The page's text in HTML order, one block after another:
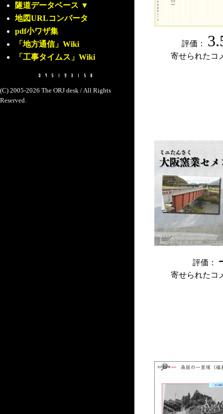
隧道データベース ▼
地図URLコンバータ
pdf小ワザ集
「地方通信」Wiki
「工事タイムス」Wiki
(C) 2005-2026 The ORJ desk / All Rights
Reserved.
評価：
寄せられたコ
評価：
寄せられたコ